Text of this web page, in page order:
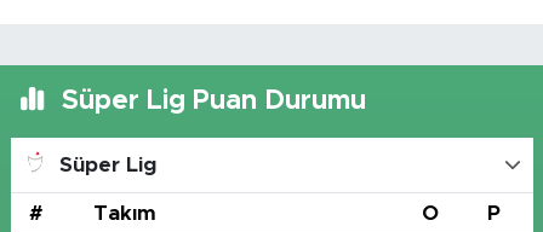
Süper Lig Puan Durumu
Süper Lig
# Takım O P